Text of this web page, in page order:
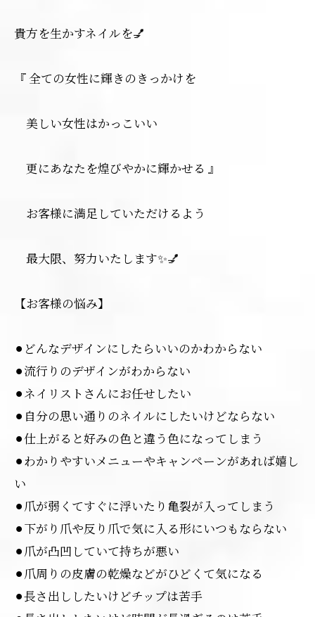
貴方を生かすネイルを💅
『 全ての女性に輝きのきっかけを
美しい女性はかっこいい
更にあなたを煌びやかに輝かせる 』
お客様に満足していただけるよう
最大限、努力いたします✨💅
【お客様の悩み】
⚫︎どんなデザインにしたらいいのかわからない
⚫︎流行りのデザインがわからない
⚫︎ネイリストさんにお任せしたい
⚫︎自分の思い通りのネイルにしたいけどならない
⚫︎仕上がると好みの色と違う色になってしまう
⚫︎わかりやすいメニューやキャンペーンがあれば嬉し
い
⚫︎爪が弱くてすぐに浮いたり亀裂が入ってしまう
⚫︎下がり爪や反り爪で気に入る形にいつもならない
⚫︎爪が凸凹していて持ちが悪い
⚫︎爪周りの皮膚の乾燥などがひどくて気になる
⚫︎長さ出ししたいけどチップは苦手